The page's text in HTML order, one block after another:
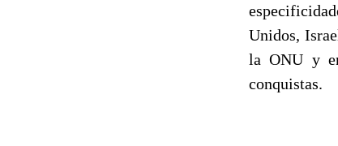
Unidos,
la ONU y
conquistas.